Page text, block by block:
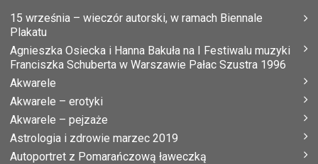
15 września – wieczór autorski, w ramach Biennale
Plakatu
Agnieszka Osiecka i Hanna Bakuła na I Festiwalu muzyki
Franciszka Schuberta w Warszawie Pałac Szustra 1996
Akwarele
Akwarele – erotyki
Akwarele – pejzaże
Astrologia i zdrowie marzec 2019
Autoportret z Pomarańczową ławeczką